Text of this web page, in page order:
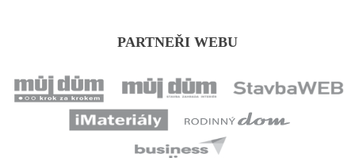
PARTNEŘI WEBU